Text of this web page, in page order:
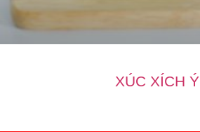
XÚC XÍCH Ý